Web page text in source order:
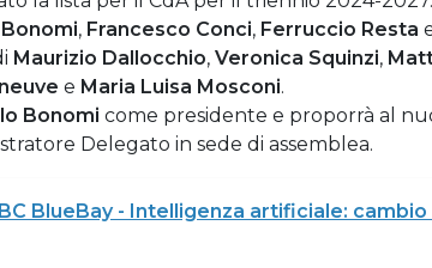
, Francesco Conci, Ferruccio Resta
Maurizio Dallocchio, Veronica Squinzi,
e Maria Luisa Mosconi.
Bonomi come presidente e proporrà al
Delegato in sede di assemblea.
BlueBay - Intelligenza artificiale: